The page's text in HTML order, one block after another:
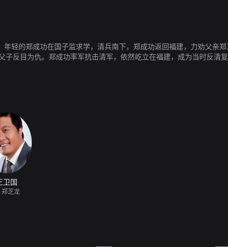
轻的郑成功在国子监求学，清兵南下，郑成功返回福建，力劝父亲
反目为仇。郑成功率军抗击清军，依然屹立在福建，成为当时反清复
卫国
郑芝龙